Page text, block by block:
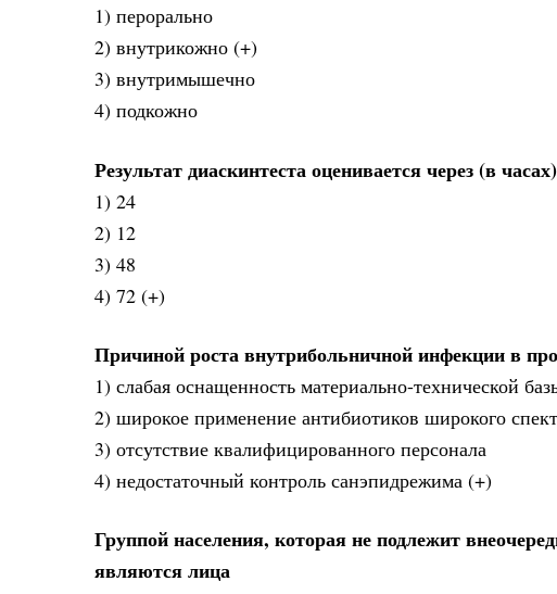
1) перорально
2) внутрикожно (+)
3) внутримышечно
4) подкожно
Результат диаскинтеста оценивается через (в часах)
1) 24
2) 12
3) 48
4) 72 (+)
Причиной роста внутрибольничной инфекции в
1) слабая оснащенность материально-технической
2) широкое применение антибиотиков широкого
3) отсутствие квалифицированного персонала
4) недостаточный контроль санэпидрежима (+)
Группой населения, которая не подлежит
являются лица